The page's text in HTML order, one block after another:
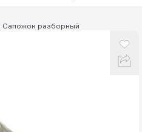
Сапожок разборный